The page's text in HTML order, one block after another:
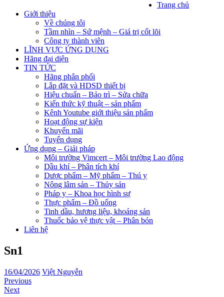
Trang chủ
Giới thiệu
Về chúng tôi
Tầm nhìn – Sứ mệnh – Giá trị cốt lõi
Công ty thành viên
LĨNH VỰC ỨNG DỤNG
Hãng đại diện
TIN TỨC
Hãng phân phối
Lắp đặt và HDSD thiết bị
Hiệu chuẩn – Bảo trì – Sửa chữa
Kiến thức kỹ thuật – sản phẩm
Kênh Youtube giới thiệu sản phẩm
Hoạt động sự kiện
Khuyến mãi
Tuyển dụng
Ứng dụng – Giải pháp
Môi trường Vimcert – Môi trường Lao động
Dầu khí – Phân tích khí
Dược phẩm – Mỹ phẩm – Thú y
Nông lâm sản – Thủy sản
Pháp y – Khoa học hình sự
Thực phẩm – Đồ uống
Tinh dầu, hương liệu, khoáng sản
Thuốc bảo vệ thực vật – Phân bón
Liên hệ
Sn1
16/04/2026 Việt Nguyễn
Previous
Next